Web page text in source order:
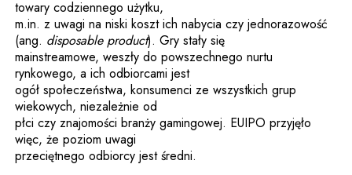
towary codziennego użytku,
m.in. z uwagi na niski koszt ich nabycia czy jednorazowość
(ang. disposable product). Gry stały się
mainstreamowe, weszły do powszechnego nurtu
rynkowego, a ich odbiorcami jest
ogół społeczeństwa, konsumenci ze wszystkich grup
wiekowych, niezależnie od
płci czy znajomości branży gamingowej. EUIPO przyjęło
więc, że poziom uwagi
przeciętnego odbiorcy jest średni.